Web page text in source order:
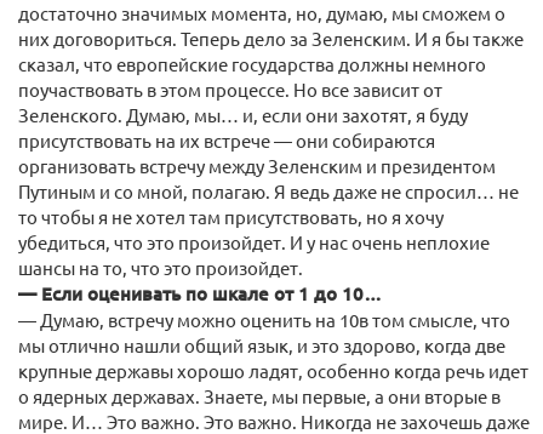
достаточно значимых момента, но, думаю, мы сможем о
них договориться. Теперь дело за Зеленским. И я бы также
сказал, что европейские государства должны немного
поучаствовать в этом процессе. Но все зависит от
Зеленского. Думаю, мы… и, если они захотят, я буду
присутствовать на их встрече — они собираются
организовать встречу между Зеленским и президентом
Путиным и со мной, полагаю. Я ведь даже не спросил… не
то чтобы я не хотел там присутствовать, но я хочу
убедиться, что это произойдет. И у нас очень неплохие
шансы на то, что это произойдет.
— Если оценивать по шкале от 1 до 10…
— Думаю, встречу можно оценить на 10в том смысле, что
мы отлично нашли общий язык, и это здорово, когда две
крупные державы хорошо ладят, особенно когда речь идет
о ядерных державах. Знаете, мы первые, а они вторые в
мире. И… Это важно. Это важно. Никогда не захочешь даже